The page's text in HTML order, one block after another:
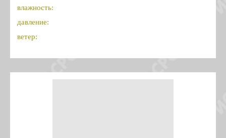
влажность:
давление:
ветер: